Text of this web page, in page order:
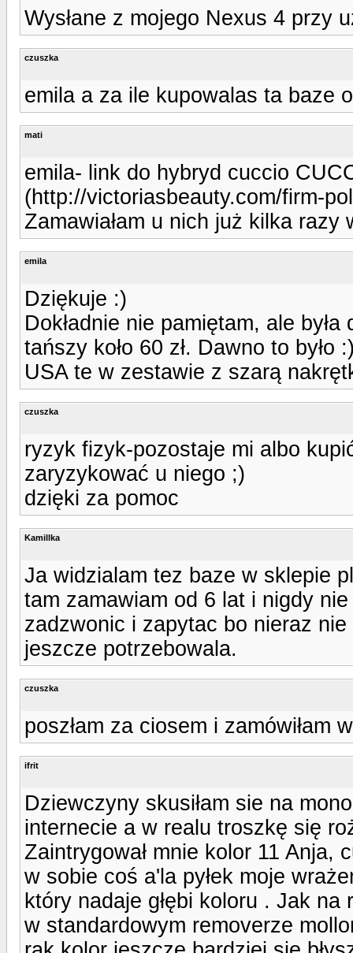
Wysłane z mojego Nexus 4 przy
czuszka
emila a za ile kupowalas ta baze
mati
emila- link do hybryd cuccio
(http://victoriasbeauty.com/firm-
Zamawiałam u nich już kilka razy
emila
Dziękuje :)
Dokładnie nie pamiętam, ale była
tańszy koło 60 zł. Dawno to
USA te w zestawie z szarą
czuszka
ryzyk fizyk-pozostaje mi albo
zaryzykować u niego ;)
dzięki za pomoc
Kamillka
Ja widzialam tez baze w sklepie
tam zamawiam od 6 lat i nigdy
zadzwonic i zapytac bo nieraz
jeszcze potrzebowala.
czuszka
poszłam za ciosem i zamówiłam
ifrit
Dziewczyny skusiłam sie na
internecie a w realu troszkę się
Zaintrygował mnie kolor 11 Anja,
w sobie coś a'la pyłek moje
który nadaje głębi koloru . Jak
w standardowym removerze